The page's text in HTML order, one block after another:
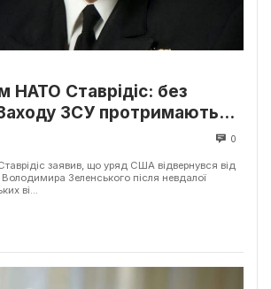
НАТО Ставрідіс: без
ЗСУ протримаються
0
заявив, що уряд США відвернувся від
Володимира Зеленського після невдалої
ві...